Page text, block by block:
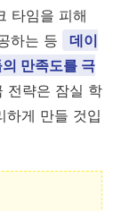
타임을 피해
하는 등
데이
만족도를 극
전략은 잠실 학
하게 만들 것입